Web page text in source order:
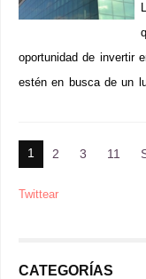
oportunidad de invertir
estén en busca de un
1 2 3 11
Twittear
CATEGORÍAS